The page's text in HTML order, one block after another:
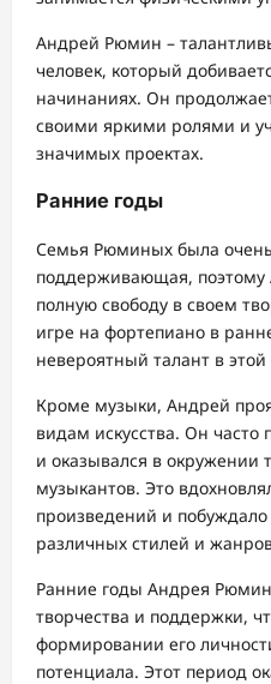
Андрей Рюмин –
человек, который
начинаниях. Он
своими яркими ролями и
значимых проектах.
Ранние годы
Семья Рюминых была
поддерживающая, поэтому
полную свободу в своем
игре на фортепиано в
невероятный талант в этой
Кроме музыки, Андрей
видам искусства. Он часто
и оказывался в окружении
музыкантов. Это
произведений и
различных стилей и
Ранние годы Андрея
творчества и поддержки,
формировании его
потенциала. Этот период